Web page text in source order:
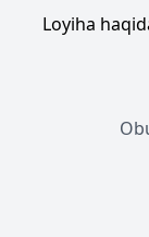
Loyiha